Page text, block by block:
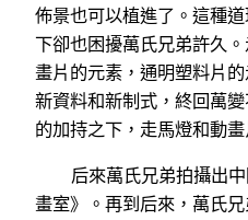
佈景也可以植進了。這種
下卻也困擾萬氏兄弟許久
畫片的元素，通明塑料片
新資料和新制式，終回萬
的加持之下，走馬燈和動
后來萬氏兄弟拍攝出
畫室》。再到后來，萬氏